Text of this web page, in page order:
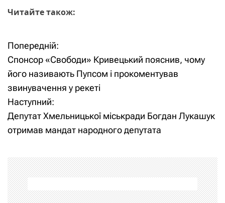
Читайте також:
Н
а
в
і
г
а
ц
і
Попередній:
Спонсор «Свободи» Кривецький пояснив, чому
його називають Пупсом і прокоментував
звинувачення у рекеті
Наступний:
Депутат Хмельницької міськради Богдан Лукашук
отримав мандат народного депутата